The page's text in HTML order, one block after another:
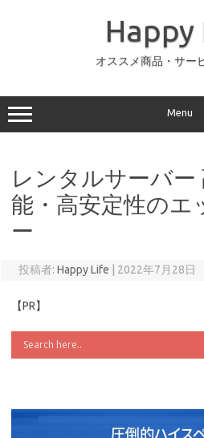
ッ
プ
Happy
オススメ商品・サー
Menu
レンタルサーバー
能・高安定性のエ
ー
投稿者: Happy Life 2022年7月28日
【PR】